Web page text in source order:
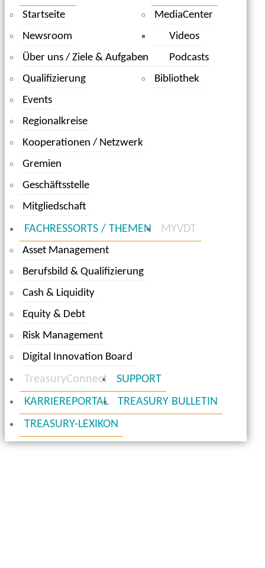
Startseite
Newsroom
Über uns / Ziele & Aufgaben
Qualifizierung
Events
Regionalkreise
Kooperationen / Netzwerk
Gremien
Geschäftsstelle
Mitgliedschaft
MediaCenter
Videos
Podcasts
Bibliothek
FACHRESSORTS / THEMEN
Asset Management
Berufsbild & Qualifizierung
Cash & Liquidity
Equity & Debt
Risk Management
Digital Innovation Board
MYVDT
TreasuryConnect
SUPPORT
KARRIEREPORTAL
TREASURY BULLETIN
TREASURY-LEXIKON